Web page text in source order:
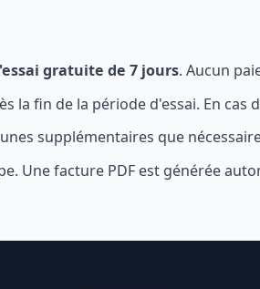
gratuite de 7 jours. Aucun
la fin de la période d'essai. En
supplémentaires que
Une facture PDF est générée